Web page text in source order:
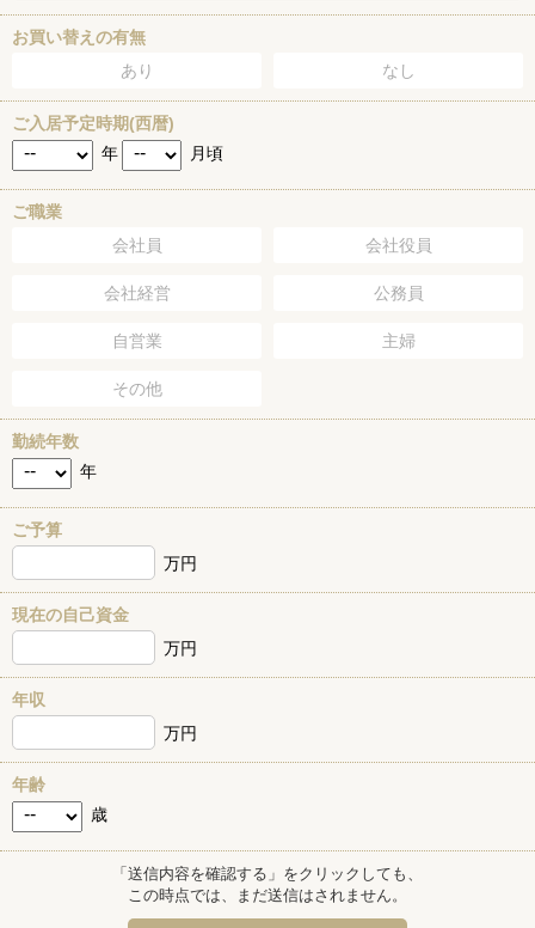
お買い替えの有無
あり
なし
ご入居予定時期(西暦)
年
月頃
ご職業
会社員
会社役員
会社経営 公務員
自営業 主婦
その他
勤続年数
年
ご予算
万円
現在の自己資金
万円
年収
万円
年齢
歳
「送信内容を確認する」をクリックしても、
この時点では、まだ送信はされません。